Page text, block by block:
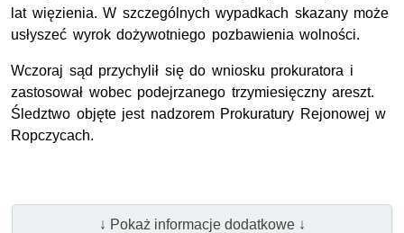
lat więzienia. W szczególnych wypadkach skazany może
usłyszeć wyrok dożywotniego pozbawienia wolności.
Wczoraj sąd przychylił się do wniosku prokuratora i
zastosował wobec podejrzanego trzymiesięczny areszt.
Śledztwo objęte jest nadzorem Prokuratury Rejonowej w
Ropczycach.
↓ Pokaż informacje dodatkowe ↓